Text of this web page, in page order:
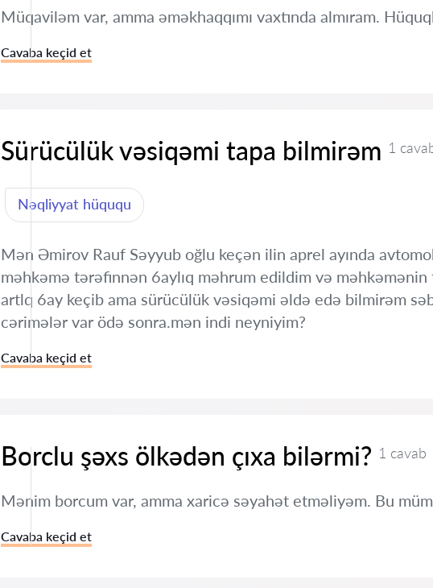
Müqaviləm var, amma əməkhaqqımı vaxtında almıram.
Cavaba keçid et
Sürücülük vəsiqəmi tapa bilmirəm 1
Nəqliyyat hüququ
Mən Əmirov Rauf Səyyub oğlu keçən ilin aprel ayında
məhkəmə tərəfinnən 6aylıq məhrum edildim və
artlq 6ay keçib ama sürücülük vəsiqəmi əldə edə bilmirəm
cərimələr var ödə sonra.mən indi neyniyim?
Cavaba keçid et
Borclu şəxs ölkədən çıxa bilərmi? 1 cavab
Mənim borcum var, amma xaricə səyahət etməliyəm. Bu
Cavaba keçid et